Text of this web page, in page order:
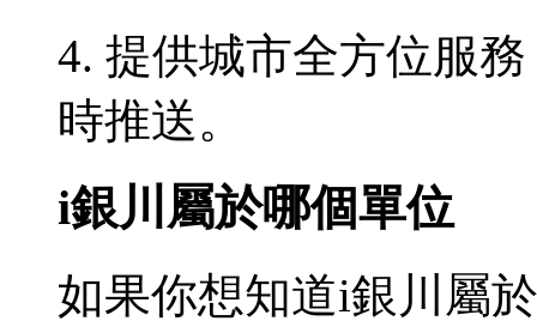
4. 提供城市全方位服
時推送。
i銀川屬於哪個單位
如果你想知道i銀川屬